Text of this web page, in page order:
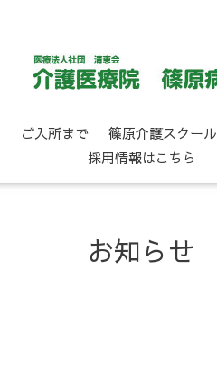
ご入所まで 篠原介護スクール
採用情報はこちら
お知らせ